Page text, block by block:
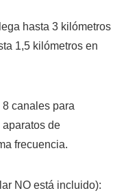
hasta 3 kilómetros
1,5 kilómetros en
canales para
de
frecuencia.
NO está incluido):